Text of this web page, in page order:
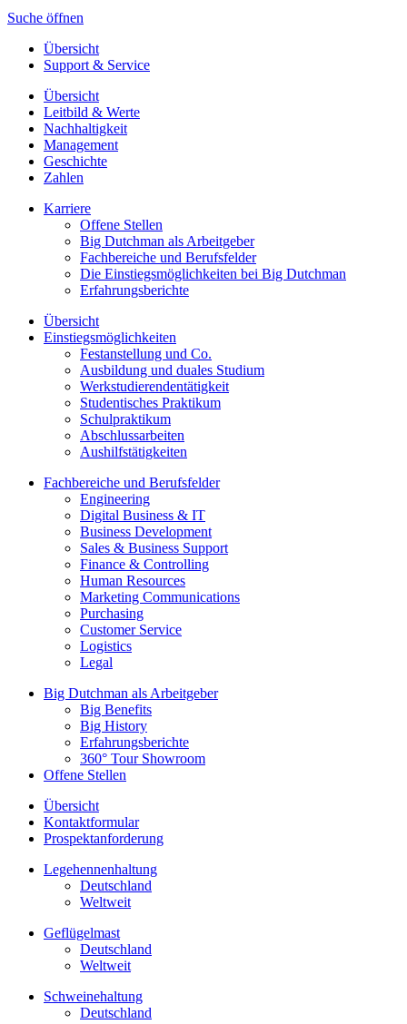
Suche öffnen
Übersicht
Support & Service
Übersicht
Leitbild & Werte
Nachhaltigkeit
Management
Geschichte
Zahlen
Karriere
Offene Stellen
Big Dutchman als Arbeitgeber
Fachbereiche und Berufsfelder
Die Einstiegsmöglichkeiten bei Big Dutchman
Erfahrungsberichte
Übersicht
Einstiegsmöglichkeiten
Festanstellung und Co.
Ausbildung und duales Studium
Werkstudierendentätigkeit
Studentisches Praktikum
Schulpraktikum
Abschlussarbeiten
Aushilfstätigkeiten
Fachbereiche und Berufsfelder
Engineering
Digital Business & IT
Business Development
Sales & Business Support
Finance & Controlling
Human Resources
Marketing Communications
Purchasing
Customer Service
Logistics
Legal
Big Dutchman als Arbeitgeber
Big Benefits
Big History
Erfahrungsberichte
360° Tour Showroom
Offene Stellen
Übersicht
Kontaktformular
Prospektanforderung
Legehennenhaltung
Deutschland
Weltweit
Geflügelmast
Deutschland
Weltweit
Schweinehaltung
Deutschland